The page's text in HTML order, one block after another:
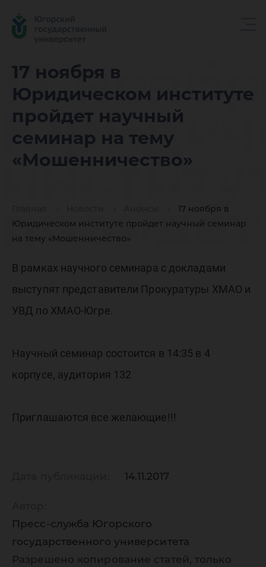
17 ноября в
Юридическом институте
пройдет научный
семинар на тему
«Мошенничество»
17 ноября в
Юридическом институте пройдет научный семинар
на тему «Мошенничество»
17
В рамках научного семинара с докладами
выступят представители Прокуратуры ХМАО и
УВД по ХМАО-Югре.
Научный семинар состоится в 14:35 в 4
корпусе, аудитория 132
Приглашаются все желающие!!!
14.11.2017
Пресс-служба Югорского
государственного университета
Разрешено копирование статей, только